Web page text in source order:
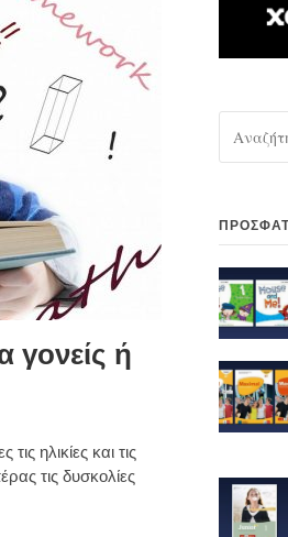
γονείς ή
ηλικίες και τις
τις δυσκολίες
για: